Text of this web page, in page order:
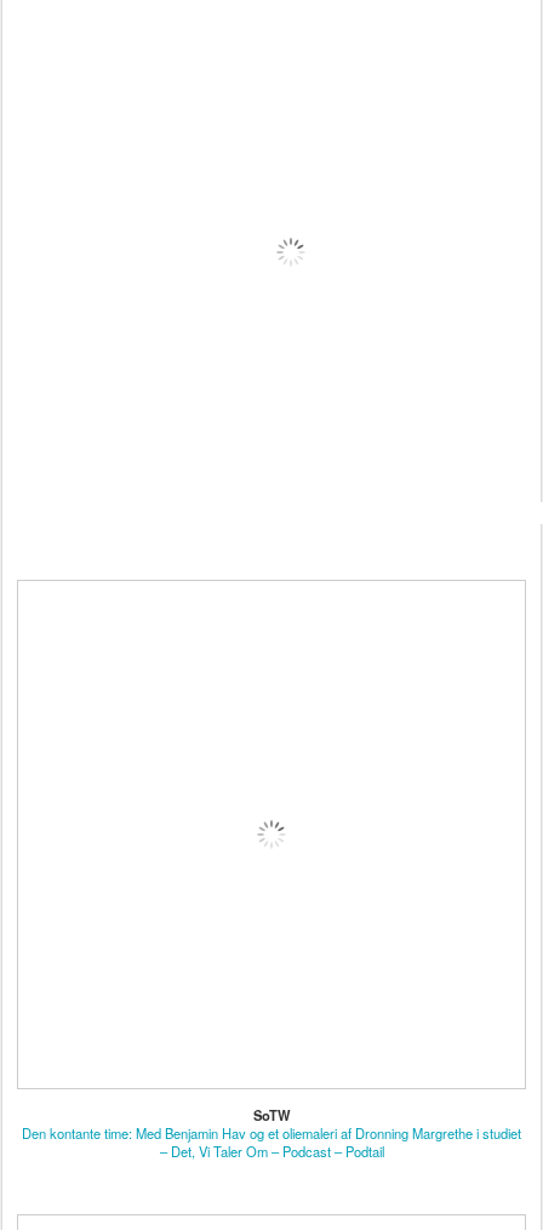
SoTW
Den kontante time: Med Benjamin Hav og et oliemaleri af Dronning Margrethe i studiet
– Det, Vi Taler Om – Podcast – Podtail